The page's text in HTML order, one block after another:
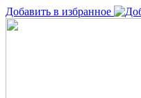
Добавить в избранное